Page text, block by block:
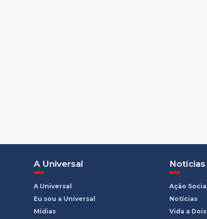
A Universal
A Universal
Eu sou a Universal
Mídias
Notícias
Ação Social
Notícias
Vida a Dois